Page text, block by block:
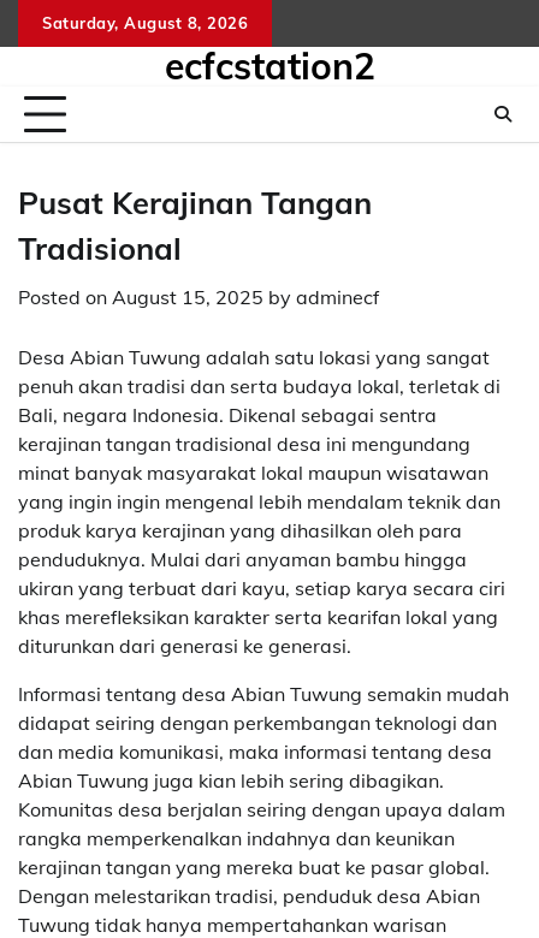
to
Saturday, August 8, 2026
ini
ecfcstation2
Pusat Kerajinan Tangan
Tradisional
Posted on August 15, 2025 by adminecf
Desa Abian Tuwung adalah satu lokasi yang sangat
penuh akan tradisi dan serta budaya lokal, terletak di
Bali, negara Indonesia. Dikenal sebagai sentra
kerajinan tangan tradisional desa ini mengundang
minat banyak masyarakat lokal maupun wisatawan
yang ingin ingin mengenal lebih mendalam teknik dan
produk karya kerajinan yang dihasilkan oleh para
penduduknya. Mulai dari anyaman bambu hingga
ukiran yang terbuat dari kayu, setiap karya secara ciri
khas merefleksikan karakter serta kearifan lokal yang
diturunkan dari generasi ke generasi.
Informasi tentang desa Abian Tuwung semakin mudah
didapat seiring dengan perkembangan teknologi dan
dan media komunikasi, maka informasi tentang desa
Abian Tuwung juga kian lebih sering dibagikan.
Komunitas desa berjalan seiring dengan upaya dalam
rangka memperkenalkan indahnya dan keunikan
kerajinan tangan yang mereka buat ke pasar global.
Dengan melestarikan tradisi, penduduk desa Abian
Tuwung tidak hanya mempertahankan warisan